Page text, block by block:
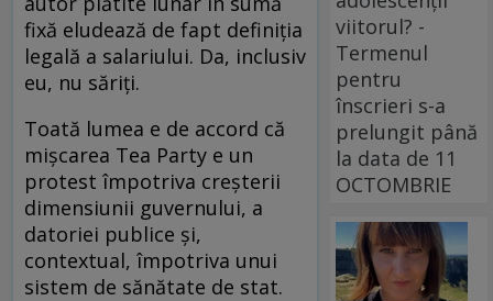
fixă eludează de fapt definiţia
legală a salariului. Da, inclusiv
eu, nu săriţi.
Toată lumea e de accord că
mişcarea Tea Party e un
protest împotriva creşterii
dimensiunii guvernului, a
datoriei publice şi,
contextual, împotriva unui
sistem de sănătate de stat.
viitorul? -
Termenul
pentru
înscrieri s-a
prelungit până
la data de 11
OCTOMBRIE